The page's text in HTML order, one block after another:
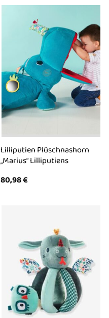
Lilliputien Plüschnashorn
„Marius“ Lilliputiens
80,98€